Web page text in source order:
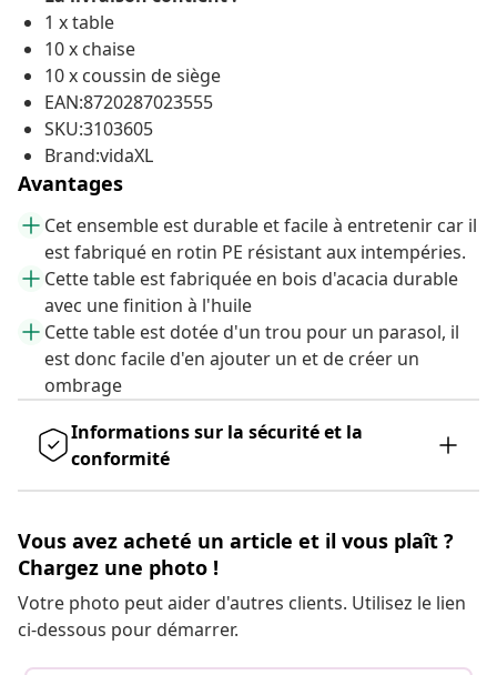
1 x table
10 x chaise
10 x coussin de siège
EAN:8720287023555
SKU:3103605
Brand:vidaXL
Avantages
Cet ensemble est durable et facile à entretenir car il
est fabriqué en rotin PE résistant aux intempéries.
Cette table est fabriquée en bois d'acacia durable
avec une finition à l'huile
Cette table est dotée d'un trou pour un parasol, il
est donc facile d'en ajouter un et de créer un
ombrage
Informations sur la sécurité et la
conformité
Vous avez acheté un article et il vous plaît ?
Chargez une photo !
Votre photo peut aider d'autres clients. Utilisez le lien
ci-dessous pour démarrer.